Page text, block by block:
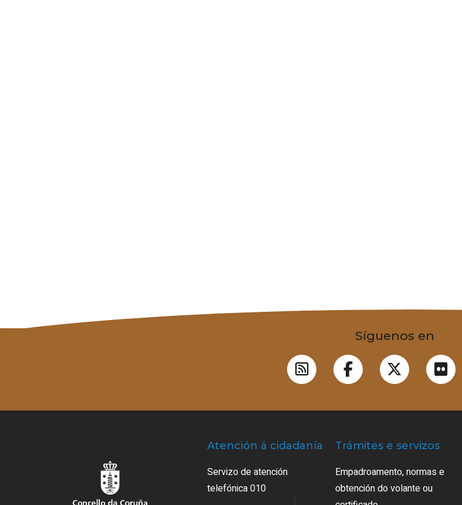
Síguenos en
Atención á cidadanía
Servizo de atención
telefónica 010
Trámites e servizos
Empadroamento, normas e
obtención do volante ou